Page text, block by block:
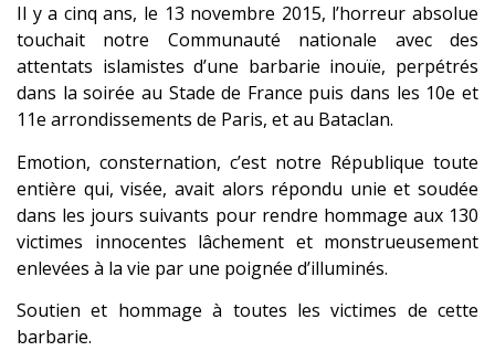
Il y a cinq ans, le 13 novembre 2015, l’horreur absolue
touchait notre Communauté nationale avec des
attentats islamistes d’une barbarie inouïe, perpétrés
dans la soirée au Stade de France puis dans les 10e et
11e arrondissements de Paris, et au Bataclan.
Emotion, consternation, c’est notre République toute
entière qui, visée, avait alors répondu unie et soudée
dans les jours suivants pour rendre hommage aux 130
victimes innocentes lâchement et monstrueusement
enlevées à la vie par une poignée d’illuminés.
Soutien et hommage à toutes les victimes de cette
barbarie.